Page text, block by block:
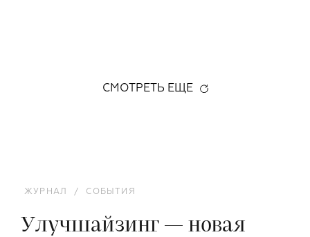
СМОТРЕТЬ ЕЩЕ
ЖУРНАЛ / СОБЫТИЯ
Улучшайзинг — новая